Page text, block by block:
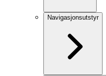
Navigasjonsutstyr